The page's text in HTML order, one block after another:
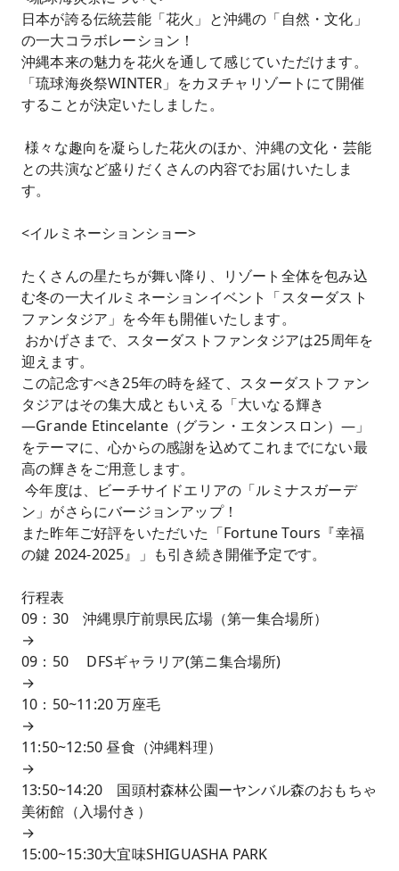
日本が誇る伝統芸能「花火」と沖縄の「自然・文化」
の一大コラボレーション！
沖縄本来の魅力を花火を通して感じていただけます。
「琉球海炎祭WINTER」をカヌチャリゾートにて開催
することが決定いたしました。
様々な趣向を凝らした花火のほか、沖縄の文化・芸能
との共演など盛りだくさんの内容でお届けいたしま
す。
<イルミネーションショー>
たくさんの星たちが舞い降り、リゾート全体を包み込
む冬の一大イルミネーションイベント「スターダスト
ファンタジア」を今年も開催いたします。
おかげさまで、スターダストファンタジアは25周年を
迎えます。
この記念すべき25年の時を経て、スターダストファン
タジアはその集大成ともいえる「大いなる輝き
―Grande Etincelante（グラン・エタンスロン）―」
をテーマに、心からの感謝を込めてこれまでにない最
高の輝きをご用意します。
今年度は、ビーチサイドエリアの「ルミナスガーデ
ン」がさらにバージョンアップ！
また昨年ご好評をいただいた「Fortune Tours『幸福
の鍵 2024-2025』」も引き続き開催予定です。
行程表
09：30 沖縄県庁前県民広場（第一集合場所）
→
09：50 DFSギャラリア(第ニ集合場所)
→
10：50~11:20 万座毛
→
11:50~12:50 昼食（沖縄料理）
→
13:50~14:20 国頭村森林公園ーヤンバル森のおもちゃ
美術館（入場付き）
→
15:00~15:30大宜味SHIGUASHA PARK